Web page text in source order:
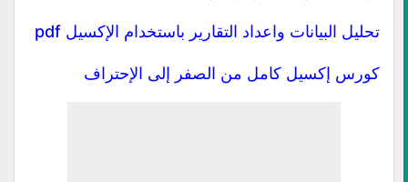
تحليل البيانات واعداد التقارير باستخدام الإكسيل pdf
كورس إكسيل كامل من الصفر إلى الإحتراف